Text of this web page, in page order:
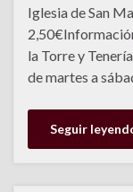
Iglesia de San
la Torre y
de martes a
Seguir